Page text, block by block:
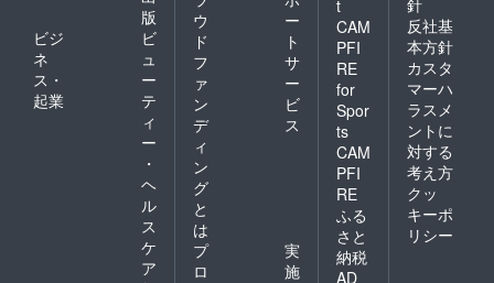
版
ビジ
ネ
ス・
起業
ビ
ュ
ー
テ
ィ
ー
・
ヘ
ル
ス
ケ
ア
ウ
ド
フ
ァ
ン
デ
ィ
ン
グ
と
は
ー
ト
サ
ー
ビ
ス
プ
ロ
実
施
t
CAM
PFI
RE
for
Spor
ts
CAM
PFI
RE
ふる
さと
納税
AD
反社基
本方針
カスタ
マーハ
ラスメ
ントに
対する
考え方
クッ
キーポ
リシー